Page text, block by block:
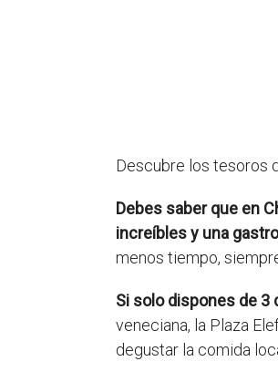
Descubre los tesoros
Debes saber que en
increíbles y una
menos tiempo,
Si solo dispones de 3
veneciana, la Plaza
degustar la comida